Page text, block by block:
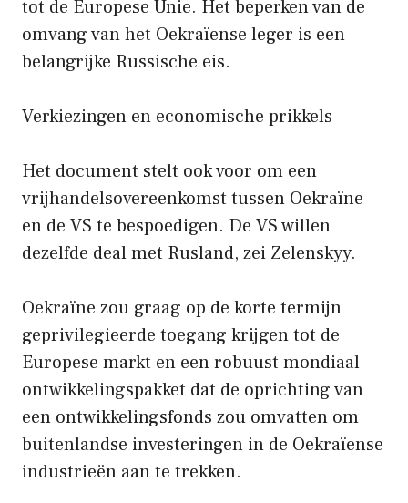
tot de Europese Unie. Het beperken van de
omvang van het Oekraïense leger is een
belangrijke Russische eis.
Verkiezingen en economische prikkels
Het document stelt ook voor om een ​​
vrijhandelsovereenkomst tussen Oekraïne
en de VS te bespoedigen. De VS willen
dezelfde deal met Rusland, zei Zelenskyy.
Oekraïne zou graag op de korte termijn
geprivilegieerde toegang krijgen tot de
Europese markt en een robuust mondiaal
ontwikkelingspakket dat de oprichting van
een ontwikkelingsfonds zou omvatten om
buitenlandse investeringen in de Oekraïense
industrieën aan te trekken.